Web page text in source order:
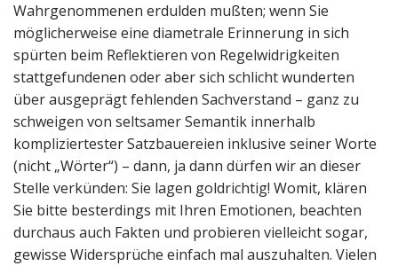
Wahrgenommenen erdulden mußten; wenn Sie
möglicherweise eine diametrale Erinnerung in sich
spürten beim Reflektieren von Regelwidrigkeiten
stattgefundenen oder aber sich schlicht wunderten
über ausgeprägt fehlenden Sachverstand – ganz zu
schweigen von seltsamer Semantik innerhalb
kompliziertester Satzbauereien inklusive seiner Worte
(nicht „Wörter“) – dann, ja dann dürfen wir an dieser
Stelle verkünden: Sie lagen goldrichtig! Womit, klären
Sie bitte besterdings mit Ihren Emotionen, beachten
durchaus auch Fakten und probieren vielleicht sogar,
gewisse Widersprüche einfach mal auszuhalten. Vielen